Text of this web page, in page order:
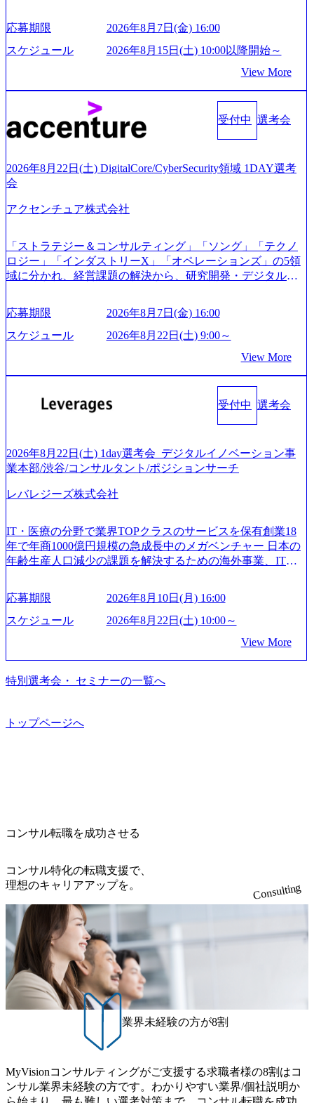
ますと幸いです ※1day選考会のご参加希望の方は、事前に
GAB試験を受検いただきます(受験期限は1day選考会実施日
の3日前まで)。 ※ただし、30代以上のコンサルファーム経
験3年以上の方はGAB受検免除、書類選考のみ。 書類選考
通過後に、GAB試験に合格している方へ1day選考会当日の
ご案内をさせていただきます。 急速なグローバル化により
既存事業では成長戦略を描く事が困難になった大手企業を
サポートするため、新規事業立案や既存事業のトランスフ
たします。 (1)既存または新規大手事業会社から依頼された
「経営戦略」等のコンサルティング支援を行います。クラ
イアントは各業界上位5社をターゲットとし、特にCXOクラ
スから「新規事業戦略」「既存事業のトランスフォーメー
略」案件をメインとしたコンサルティングを行います ＜プ
ロジェクト一部抜粋＞ ・海外事業(新規・既存)事業のビジ
ネスモデル検討支援 ・金融領域におけるAIを活用した事業
ィ領域における地域活性アプリ企画支援及び実行支援 ・ロ
業支援 ※その他新規事業や既存デジタルトランスフォーメ
ーションの案件が多数 ● コンサルタント プロジェクトにお
は、仮説検証からクライアント向け資料のドラフト作成、
プロジェクトにおける課題/リスク管理などを担当。 ● シニ
アコンサルタント プロジェクトメンバーとしてプロジェク
トの一領域を担う。主な作業としては、As-Is分析、仮説構
ィスカッションペ ーパーの作成などを担当。 ● 裁量権 弊社
は2019年11月に設立され、成長期といわれるフェーズにあ
ります。 事業・組織を拡大していく時期のため、メンバー
や組織がスケールしていく過程を体感できます。 また、希
参加できる環境です。 自ら案件を取り、プロジェクト体制
を作っていくことも可能です。 ● 事業会社機能にも携われ
る 弊社にはコンサルティング事業以外にもSaaSプロダク
ることも可能です。コンサルタントとしての経験を活かし
ながら自らプロダクト開発や自社の業務改善ができます。
(希望者のみとなります) ● BIG4・アクセンチュアをはじめ
います ● 平均年齢は35歳で、幅広い年齢の方が活躍してい
ます ● インダストリー・ソリューションで区切られていな
い組織です(ワンプール制) ● 海外事業拠点をシンガポールに
ン八重洲 八重洲セントラルタワー8階 受動喫煙対策 : 執務室
かの実務経験を有する方 - MBB及び戦略ファームでのコ
ンサルティング経験2年以上 - BIG4のStrategy部門におけ
ミュニケーション能力をお持ちの方 ・最新のトレンド・テ
ーマや事例にキャッチアップし、バイタリティーを持って
向を把握し、クライアントや自社への提案などに積極的に
関わることができる方 ・スケジューリング(優先順位付け含
む)など、ビジネスベーシックスキルが習得できている方
が続々ジョインするピュアな戦略を伸ばす新興ファーム。
事業会社機能へ携われる可能性※SaaSプロダクト、地方創
生、メディアなど リモート比率99%、福岡や北海道在中者
業、通信業界に強みがあり、ヘルスケアな業界は広げてい
く予定 インセンティブ支給という他社にはない制度 ワンプ
ール制を敷く、柔軟な組織 2026年8月15日(土) 10:00以降開
始～ 2026年8月7日(金) 16:00 ※枠が限られておりますので、
ご応募いただいてもご対応できない可能性がございます ※
ご応募者様については、1dayではなく通常選考でのご案内
とさせていただきます ● 面接(1次・最終を一度の面接で実
てご連絡させていただきます。 ● 一日で最終面接まで完了
日面接や面談のお時間をいただく場合がございます ● 面
接、条件面談それぞれ最大1時間を想定しております ・実施
前日までに日程およびURLを共有させていただきます ・面
接および条件面談ともに、どの時間開始となってもご対応
と幸いです ※1day選考会のご参加希望の方は、事前にGAB
試験を受検いただきます(受験期限は1day選考会実施日の3日
前まで)。 ※ただし、30代以上のコンサルファーム経験3年
以上の方はGAB受検免除、書類選考のみ。 書類選考通過後
に、GAB試験に合格している方へ1day選考会当日のご案内
をさせていただきます。 急速なグローバル化により既存事
業では成長戦略を描く事が困難になった大手企業をサポー
す。 (1)既存または新規大手事業会社から依頼された「経営
戦略」等のコンサルティング支援を行います。クライアン
トは各業界上位5社をターゲットとし、特にCXOクラスから
「新規事業戦略」「既存事業のトランスフォーメーショ
案件をメインとしたコンサルティングを行います ＜プロジ
ェクト一部抜粋＞ ・海外事業(新規・既存)事業のビジネス
モデル検討支援 ・金融領域におけるAIを活用した事業戦略
域における地域活性アプリ企画支援及び実行支援 ・ロボテ
援 ※その他新規事業や既存デジタルトランスフォーメーシ
ョンの案件が多数 ● マネージャー プロジェクトの管理者と
ケーション、成果物の品質管理、メンバーの育成などを担
う。プロジェクト全体の品質管理や、会社経営の観点から
てプロジェクト全体の品質担保やマネジメント全般を担
り、クライアントとのリレーションを発展・拡大させるこ
とをミッションとする。自社へ提言の質を常に高く担保す
る責任を担う。 ● 裁量権 弊社は2019年11月に設立され、成
長期といわれるフェーズにあります。 事業・組織を拡大し
ていく時期のため、メンバーや組織がスケールしていく過
程を体感できます。 また、希望者はパートナー以外でも大
手役員の方へのセールスにも参加できる環境です。 自ら案
件を取り、プロジェクト体制を作っていくことも可能で
す。 ● 事業会社機能にも携われる 弊社にはコンサルティン
グ事業以外にもSaaSプロダクト・メディア・地方創生事業
があるため、上記事業に携わることも可能です。コンサル
タントとしての経験を活かしながら自らプロダクト開発や
自社の業務改善ができます。(希望者のみとなります) ● BIG
4・アクセンチュアをはじめとした大手外資系コンサルファ
ーム出身者が多く集まっています ● 平均年齢は35歳で、幅
広い年齢の方が活躍しています ● インダストリー・ソリュ
応募期限
2026年8月7日(金) 16:00
スケジュール
2026年8月15日(土) 10:00以降開始～
View More
受付中 選考会
2026年8月22日(土) DigitalCore/CyberSecurity領域 1DAY選考
会
アクセンチュア株式会社
「ストラテジー＆コンサルティング」「ソング」「テクノ
ロジー」「インダストリーX」「オペレーションズ」の5領
域に分かれ、経営課題の解決から、研究開発・デジタル・
グ領域からその実行的側面であるITサービスの提供まで一
貫して支援する総合系・IT系ファームである あらゆる産業
において非常に良質な顧客基盤を築いており、Fortune Globa
手掛けたプロジェクトは「ファーストリテイリングにおけ
るグローバル化」「資生堂グループのDX化支援」「ヴィヴ
ンサルティング活動のみならず、2021年にはKDDIと合弁会
社「ARISE analytics」を設立し、人工知能とデータアナリテ
ジタル人材育成の支援も盛んに行う 採用資料 (https://www.ac
centure.com/content/dam/accenture/final/accenture-com/document-
いて (https://www.accenture.com/content/dam/accenture/final/caree
のキャリアブログ (https://www.accenture.com/jp-ja/blogs/japan-
careers-blog) 江川社長が語る「105点経営」 (https://business.ni
kkei.com/atcl/gen/19/00604/021600008/) 規模拡大で成功する理
由【コンサル業界俯瞰マップ】 (https://diamond.jp/articles/-/34
材が集結するワケ (https://markezine.jp/article/detail/45446) エン
ジニアからコンサルタントへ。会社に入って、何が変わっ
た？ (https://www.businessinsider.jp/post-288838) プラダ：ラグ
ジュアリー製品のパーソナライゼーション (https://www.acce
m/jp-ja/case-studies/consulting/taisho-pharmaceutical)（ストラテ
s://www.accenture.com/jp-ja/case-studies/communications-media/so
ス） 世界49カ国に約73万人以上（2024年5月時点）の社員を
擁し、世界120以上の国の企業を顧客に売上641億ドルを誇
を上回る規模感)、営業利益率も約15％と驚異的な数字とな
っている、売上・従業員数共にこの8年間で4倍近くの成長
を遂げていることから、今後も高い成長が見込まれる 多く
の技術者を抱えており、アビームコンサルティングに続い
て日本国内2番目にSAP認定コンサルタント制度の有資格者
数が多く、特にIT領域に強みを持つ グローバルのポジショ
ンに自由に応募できる社内の転職ツール「キャリアズ・マ
ーケットプレイス」が存在し、本ツールを活用で上司の引
き留めを受けずに移動が可能である（異動者は年間約1,000
名） 残業時間や有休取得率など約10項目を数値化すること
で、実行前後で離職率を半減させることに成功した 18時以
降の会議を原則禁止としているほか、在宅勤務制度の全社
展開、ハラスメント抑止に向けた研修の拡充、社外窓口設
置など徹底的な仕組み化を推進する 育休取得率は男性6
5%、女性100%と全国平均を上回る実績を持ち、女性の管理
職率も21.8%（2023年12月時点）とフレキシブルな働き方を
応募期限
2026年8月7日(金) 16:00
スケジュール
2026年8月22日(土) 9:00～
View More
受付中 選考会
2026年8月22日(土) 1day選考会_デジタルイノベーション事
業本部/渋谷/コンサルタント/ポジションサーチ
レバレジーズ株式会社
IT・医療の分野で業界TOPクラスのサービスを保有創業18
年で年商1000億円規模の急成長中のメガベンチャー 日本の
年齢生産人口減少の課題を解決するための海外事業、IT事
以上の事業を展開する オールインハウスの組織体制をとっ
ており社内で新しい事業開発などの人員調達できる 独立資
本経営をとっており、事業創造の自由度が高い https://storag
s/20240925162633_7242d0de-3e54-4f03-b076-00318d5c0dff_120
0x644.webp レバレジーズ株式会社 会社説明資料 (https://spea
kerdeck.com/leverages/leverages-hui-she-shao-jie-zi-liao-zhong-tu-
cai-yong-xiang-ke) 「働く人」「事業・サービス」「カルチャ
ps://melev.leverages.jp/) レバレジーズグローバル、大分県より
「外国人留学生等受入環境整備事業委託業務」を受託 (http
UI) レバレジーズで活躍するメンバー紹介！〜 営業職種編
来黒字を維持し、急成長中でありながら安定した事業を展
開し、高い安定性を持つ企業へと成長している 10年後に1兆
円を目指す日本にもなかなかないメガベンチャー。創業か
ら黒字経営。年間130%成長 https://storage.googleapis.com/our-
vision-production.appspot.com/public/images/20251030164405_5c
527843-d227-4df8-b86c-5587f843fdf6_1200x471.webp https://stor
age.googleapis.com/our-vision-production.appspot.com/public/imag
es/20251030164946_dc0888f6-0539-4887-84d7-34c8d8544226_1
200x666.webp 年間100億円規模の投資の元、10以上もの新規
事業を立ち上げているため様々な業界を経験することが可
能 社内転職が活発であり、多様なスキルを1社で身に着ける
ことが可能 事業開発・運用を内包かする「オールインハウ
ス」型の組織体。社内スカウトや社内公募制度を用いて主
体的かつ柔軟なキャリア形成が可能。 https://storage.googleap
165942_70f09968-1b27-43e6-b849-1cd107c4f488_1200x698.web
p ## 働き方／WLB／待遇 内装8億円超のかっこいいオフィ
応募期限
2026年8月10日(月) 16:00
スケジュール
2026年8月22日(土) 10:00～
View More
特別選考会・ セミナーの一覧へ
トップページへ
コンサル転職を成功させる
コンサル特化の転職支援で、
理想のキャリアアップを。
Consulting
業界未経験の方が8割
MyVisionコンサルティングがご支援する求職者様の8割はコ
ンサル業界未経験の方です。わかりやすい業界/個社説明か